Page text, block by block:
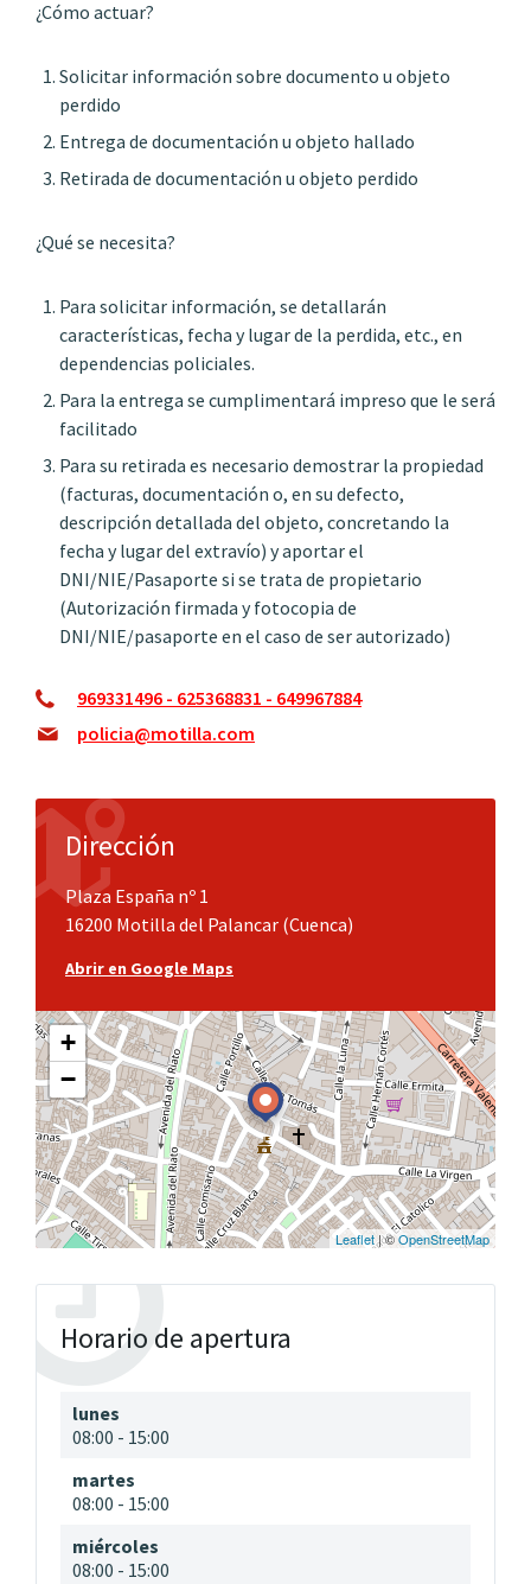
¿Cómo actuar?
Solicitar información sobre documento u objeto
perdido
Entrega de documentación u objeto hallado
Retirada de documentación u objeto perdido
¿Qué se necesita?
Para solicitar información, se detallarán
características, fecha y lugar de la perdida, etc., en
dependencias policiales.
Para la entrega se cumplimentará impreso que le será
facilitado
Para su retirada es necesario demostrar la propiedad
(facturas, documentación o, en su defecto,
descripción detallada del objeto, concretando la
fecha y lugar del extravío) y aportar el
DNI/NIE/Pasaporte si se trata de propietario
(Autorización firmada y fotocopia de
DNI/NIE/pasaporte en el caso de ser autorizado)
969331496 - 625368831 - 649967884
policia@motilla.com
Dirección
Plaza España nº 1
16200 Motilla del Palancar (Cuenca)
Abrir en Google Maps
+
−
Leaflet| ©OpenStreetMap
Horario de apertura
lunes
08:00 - 15:00
martes
08:00 - 15:00
miércoles
08:00 - 15:00